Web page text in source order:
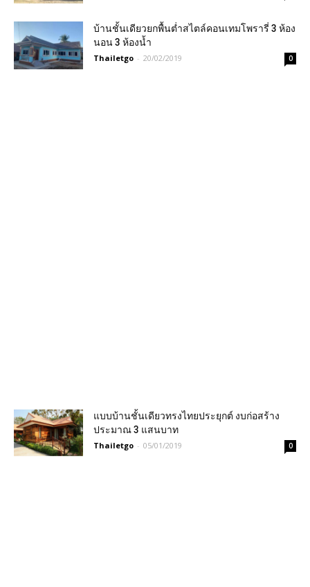
บ้านชั้นเดียวยกพื้นต่ำสไตล์คอนเทมโพรารี่ 3 ห้อง
นอน 3 ห้องน้ำ
Thailetgo - 20/02/2019 0
แบบบ้านชั้นเดียวทรงไทยประยุกต์ งบก่อสร้าง
ประมาณ 3 แสนบาท
Thailetgo - 05/01/2019 0